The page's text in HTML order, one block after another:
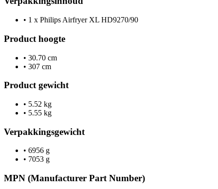
• 1 x Philips Airfryer XL HD9270/90
Product hoogte
• 30.70 cm
• 307 cm
Product gewicht
• 5.52 kg
• 5.55 kg
Verpakkingsgewicht
• 6956 g
• 7053 g
MPN (Manufacturer Part Number)